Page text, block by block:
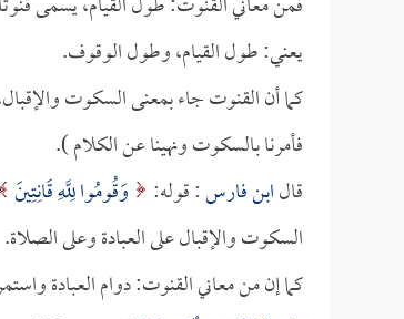
يعني: طول القيام، وطول الوقوف.
كما أن القنوت جاء بمعنى السكوت
فأمرنا بالسكوت ونهينا عن الكلام ).
قالابن فارس: قوله: وَقُومُوا لِلَّهِ قَانِتِينَ
السكوت والإقبال على العبادة وعلى الصلاة.
كما إن من معاني القنوت: دوام العبادة